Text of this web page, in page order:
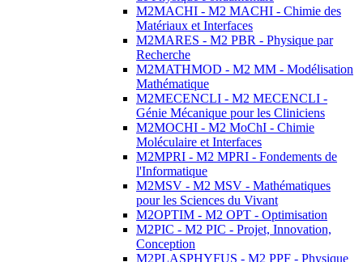
M2MACHI - M2 MACHI - Chimie des
Matériaux et Interfaces
M2MARES - M2 PBR - Physique par
Recherche
M2MATHMOD - M2 MM - Modélisation
Mathématique
M2MECENCLI - M2 MECENCLI -
Génie Mécanique pour les Cliniciens
M2MOCHI - M2 MoChI - Chimie
Moléculaire et Interfaces
M2MPRI - M2 MPRI - Fondements de
l'Informatique
M2MSV - M2 MSV - Mathématiques
pour les Sciences du Vivant
M2OPTIM - M2 OPT - Optimisation
M2PIC - M2 PIC - Projet, Innovation,
Conception
M2PLASPHYFUS - M2 PPF - Physique